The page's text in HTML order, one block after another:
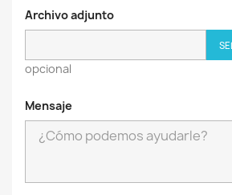
Archivo adjunto
opcional
Mensaje